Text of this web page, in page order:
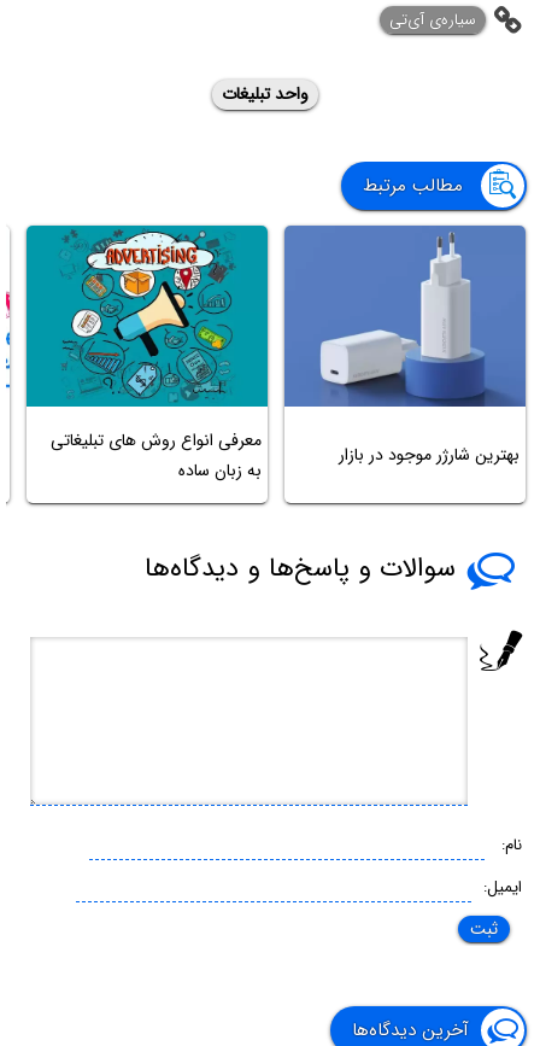
‌سیاره‌ی آی‌تی
واحد تبلیغات
مطالب مرتبط
بهترین شارژر موجود در بازار
معرفی انواع روش های تبلیغاتی
به زبان ساده
سوالات و پاسخ‌ها و دیدگاه‌ها
نام:
ایمیل:
آخرین دیدگاه‌ها